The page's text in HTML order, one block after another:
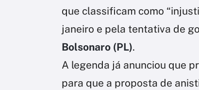
que classificam como
janeiro e pela tentativa de
Bolsonaro (PL).
A legenda já anunciou que
para que a proposta de